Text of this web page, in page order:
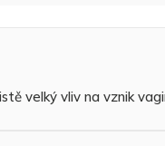
velký vliv na vznik